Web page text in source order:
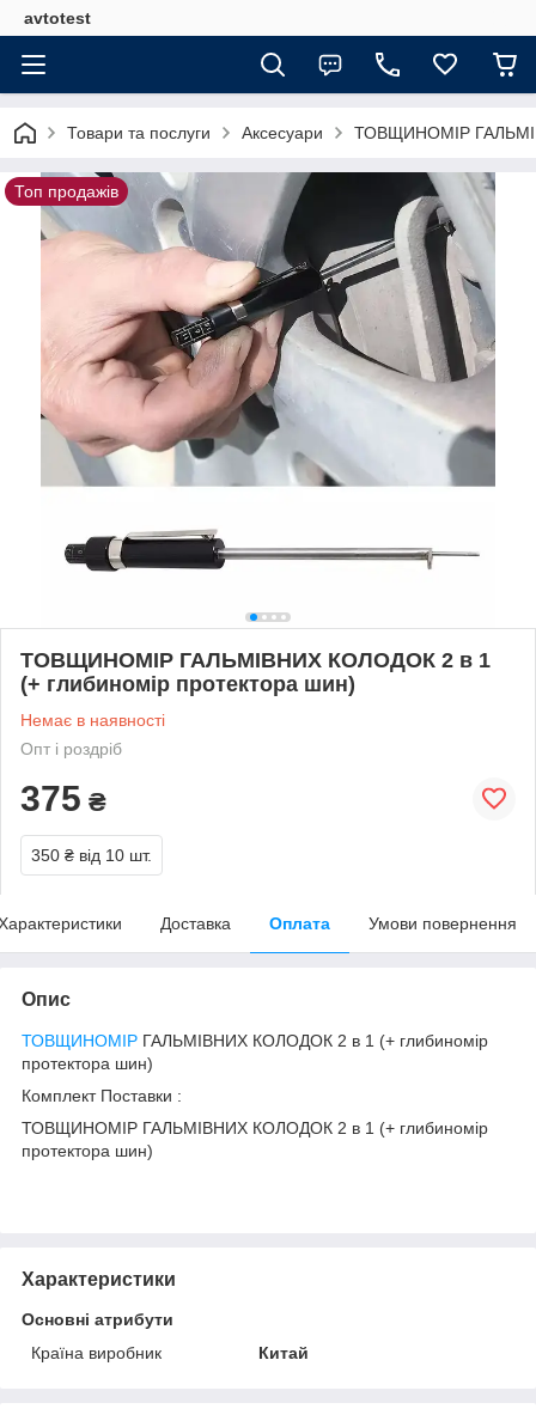
avtotest
Товари та послуги Аксесуари ТОВЩИНОМІР
Топ продажів
ТОВЩИНОМІР ГАЛЬМІВНИХ КОЛОДОК 2 в 1
(+ глибиномір протектора шин)
Немає в наявності
Опт і роздріб
375 ₴
350 ₴ від 10 шт.
Доставка Оплата Умови повернення
Опис
ТОВЩИНОМІР ГАЛЬМІВНИХ КОЛОДОК 2 в 1 (+ глибиномір
протектора шин)
Комплект Поставки :
ТОВЩИНОМІР ГАЛЬМІВНИХ КОЛОДОК 2 в 1 (+ глибиномір
протектора шин)
Характеристики
Основні атрибути
Країна виробник
Китай